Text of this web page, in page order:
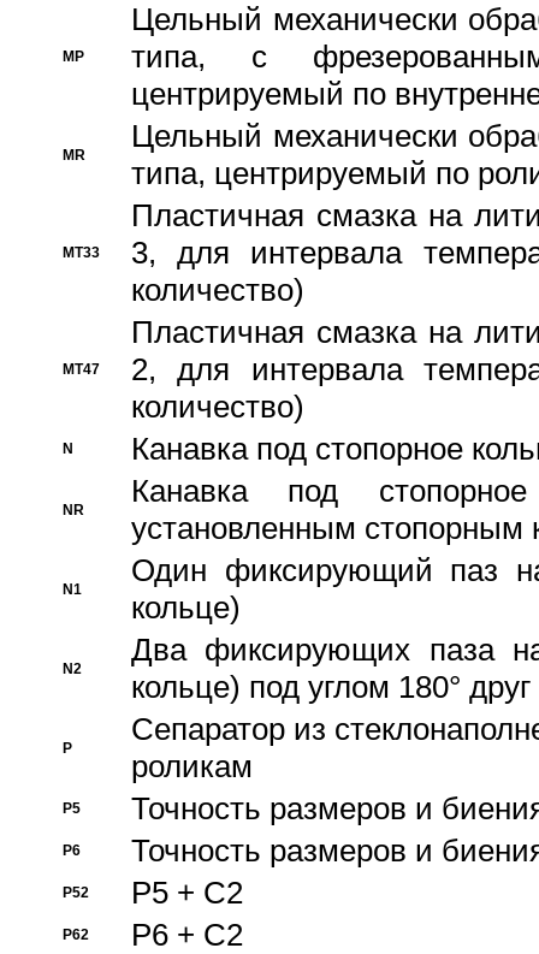
MP
Цельный механически
типа, с
центрируемый по
MR
Цельный механически
типа, центрируемый по
MT33
Пластичная смазка на
3, для интервала
количество)
MT47
Пластичная смазка на
2, для интервала
количество)
N Канавка под стопорное
NR
Канавка под
установленным стопорным
N1
Один фиксирующий паз
кольце)
N2
Два фиксирующих паза
кольце) под углом 180° друг
P
Cепаратор из
роликам
P5 Точность размеров и
P6 Точность размеров и
P52 P5 + C2
P62 P6 + C2